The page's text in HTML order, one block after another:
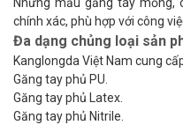
chính xác, phù hợp với công
Đa dạng chủng loại sản
Kanglongda Việt Nam cung
Găng tay phủ PU.
Găng tay phủ Latex.
Găng tay phủ Nitrile.